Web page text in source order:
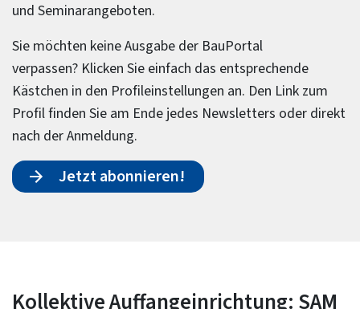
und Seminarangeboten.
Sie möchten keine Ausgabe der BauPortal
verpassen? Klicken Sie einfach das entsprechende
Kästchen in den Profileinstellungen an. Den Link zum
Profil finden Sie am Ende jedes Newsletters oder direkt
nach der Anmeldung.
Jetzt abonnieren!
Kollektive Auffangeinrichtung: SAM